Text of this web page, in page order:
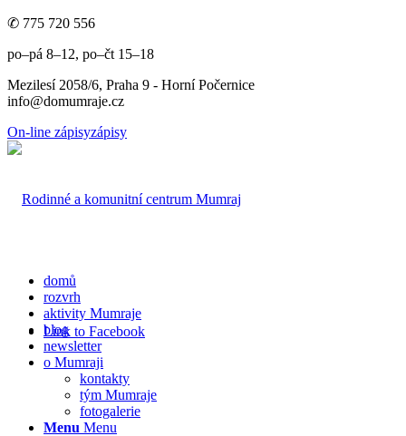
✆ 775 720 556
po–pá 8–12, po–čt 15–18
Mezilesí 2058/6, Praha 9 - Horní Počernice
info@domumraje.cz
On-line zápisyzápisy
Link to Facebook
domů
rozvrh
aktivity Mumraje
blog
newsletter
o Mumraji
kontakty
tým Mumraje
fotogalerie
Menu Menu